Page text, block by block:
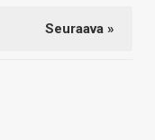
Seuraava »